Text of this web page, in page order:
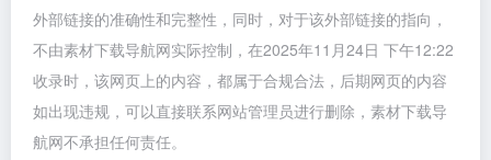
外部链接的准确性和完整性，同时，对于该外部链接的指向，
不由素材下载导航网实际控制，在2025年11月24日 下午12:22
收录时，该网页上的内容，都属于合规合法，后期网页的内容
如出现违规，可以直接联系网站管理员进行删除，素材下载导
航网不承担任何责任。